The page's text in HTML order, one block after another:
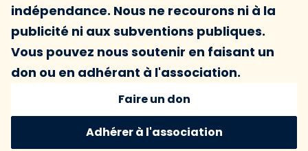
indépendance. Nous ne recourons ni à la
publicité ni aux subventions publiques.
Vous pouvez nous soutenir en faisant un
don ou en adhérant à l'association.
Faire un don
Adhérer à l'association